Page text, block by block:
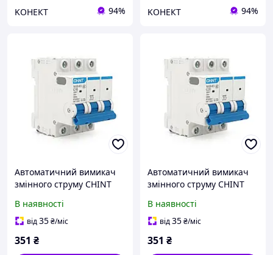
KОНЕКТ 94% KОНЕКТ 94%
Автоматичний вимикач
змінного струму CHINT
В наявності
від35₴/міс
351 ₴
Автоматичний вимикач
змінного струму CHINT
В наявності
від35₴/міс
351 ₴